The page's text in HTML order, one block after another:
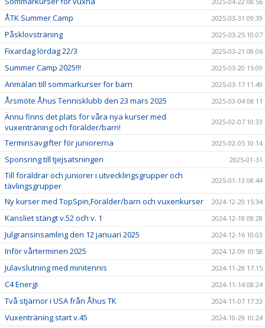
ÅTK Summer Camp 2025-03-31 09:39
Påsklovsträning 2025-03-25 10:07
Fixardag lördag 22/3 2025-03-21 08:06
Summer Camp 2025!!! 2025-03-20 15:09
Anmälan till sommarkurser för barn 2025-03-17 11:49
Årsmöte Åhus Tennisklubb den 23 mars 2025 2025-03-04 08:11
Ännu finns det plats för våra nya kurser med
vuxenträning och förälder/barn!
2025-02-07 10:33
Terminsavgifter för juniorerna 2025-02-05 10:14
Sponsring till tjejsatsningen 2025-01-31
Till föräldrar och juniorer i utvecklingsgrupper och
tävlingsgrupper
2025-01-13 08:44
Ny kurser med TopSpin,Förälder/barn och vuxenkurser 2024-12-20 15:34
Kansliet stängt v.52 och v. 1 2024-12-18 08:28
Julgransinsamling den 12 januari 2025 2024-12-16 10:03
Inför vårterminen 2025 2024-12-09 10:58
Julavslutning med minitennis 2024-11-28 17:15
C4 Energi 2024-11-14 08:24
Två stjärnor i USA från Åhus TK 2024-11-07 17:33
Vuxenträning start v.45 2024-10-29 10:24